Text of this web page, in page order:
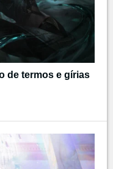
de termos e gírias